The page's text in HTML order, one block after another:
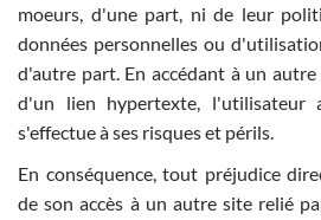
moeurs, d'une part, ni de leur
données personnelles ou
d'autre part. En accédant à un
d'un lien hypertexte, l'utilisateur
s'effectue à ses risques et périls.
En conséquence, tout préjudice
de son accès à un autre site relié